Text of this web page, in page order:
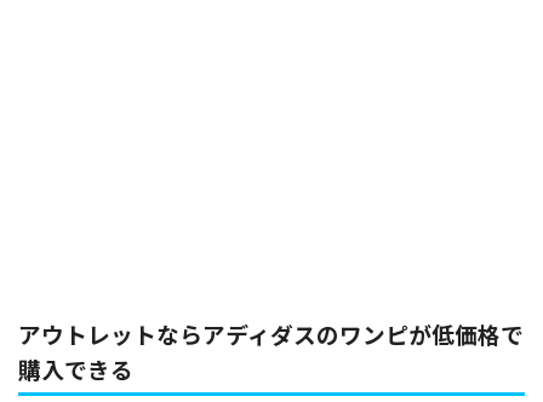
アウトレットならアディダスのワンピが低価格で
購入できる